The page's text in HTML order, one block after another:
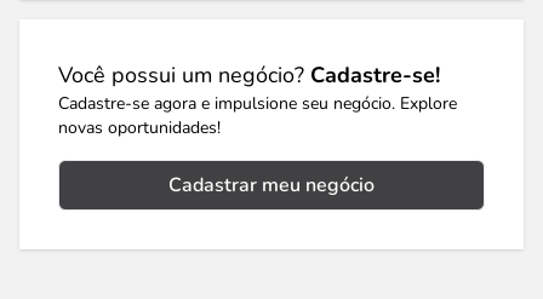
Você possui um negócio? Cadastre-se!
Cadastre-se agora e impulsione seu negócio. Explore
novas oportunidades!
Cadastrar meu negócio